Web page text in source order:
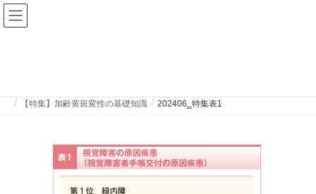
【特集】加齢黄斑変性の基礎知識
202406‗特集表1